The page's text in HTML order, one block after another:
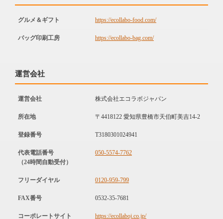
グルメ＆ギフト https://ecollabo-food.com/
バッグ印刷工房 https://ecollabo-bag.com/
運営会社
運営会社 株式会社エコラボジャパン
所在地 〒4418122 愛知県豊橋市天伯町美吉14-2
登録番号 T3180301024941
代表電話番号
（24時間自動受付）
050-5574-7762
フリーダイヤル 0120-959-799
FAX番号 0532-35-7681
コーポレートサイト https://ecollaboj.co.jp/